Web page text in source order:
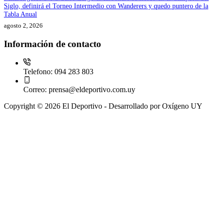
Siglo, definirá el Torneo Intermedio con Wanderers y quedo puntero de la
Tabla Anual
agosto 2, 2026
Información de contacto
Telefono: 094 283 803
Correo: prensa@eldeportivo.com.uy
Copyright © 2026 El Deportivo - Desarrollado por Oxígeno UY